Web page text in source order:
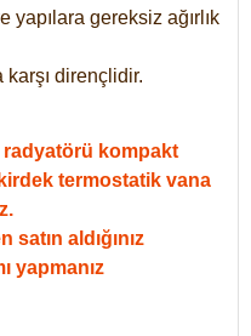
yapılara gereksiz ağırlık
dirençlidir.
kompakt
termostatik vana
aldığınız
yapmanız